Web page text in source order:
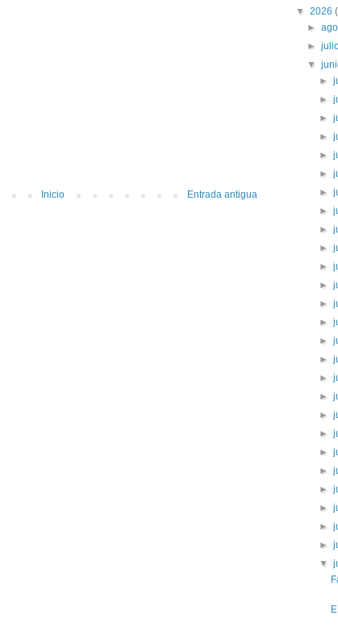
Entrada antigua
Inicio
▼ 2026
►
►
▼
►
►
►
►
►
►
►
►
►
►
►
►
►
►
►
►
►
►
►
►
►
►
►
►
►
►
▼